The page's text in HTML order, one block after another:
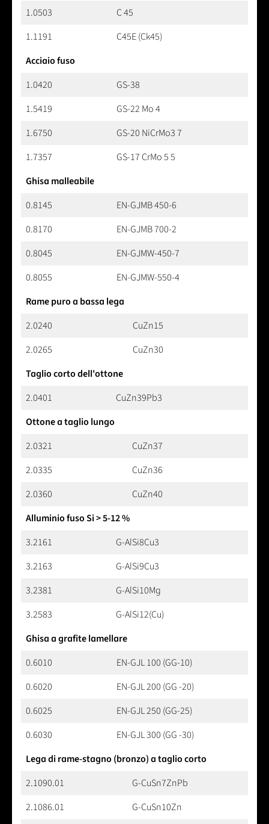
1.0503
C 45
1.1191
C45E (Ck45)
Acciaio fuso
1.0420
GS-38
1.5419
GS-22 Mo 4
1.6750
GS-20 NiCrMo3 7
1.7357
GS-17 CrMo 5 5
Ghisa malleabile
0.8145
EN-GJMB 450-6
0.8170
EN-GJMB 700-2
0.8045
EN-GJMW-450-7
0.8055
EN-GJMW-550-4
Rame puro a bassa lega
2.0240
CuZn15
2.0265
CuZn30
Taglio corto dell'ottone
2.0401
CuZn39Pb3
Ottone a taglio lungo
2.0321
CuZn37
2.0335
CuZn36
2.0360
CuZn40
Alluminio fuso Si > 5-12 %
3.2161
G-AlSi8Cu3
3.2163
G-AlSi9Cu3
3.2381
G-AlSi10Mg
3.2583
G-AlSi12(Cu)
Ghisa a grafite lamellare
0.6010
EN-GJL 100 (GG-10)
0.6020
EN-GJL 200 (GG -20)
0.6025
EN-GJL 250 (GG-25)
0.6030
EN-GJL 300 (GG -30)
Lega di rame-stagno (bronzo) a taglio corto
2.1090.01
G-CuSn7ZnPb
2.1086.01
G-CuSn10Zn